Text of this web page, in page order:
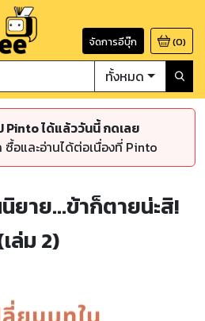
จัดการอีบุ๊ก (0)
ทั้งหมด
Pinto ได้แล้ววันนี้ กดเลย
อและอ่านได้ต่อเนื่องที่ Pinto
ยาย...ข้าก็ตายน่ะสิ!
ล่ม 2)